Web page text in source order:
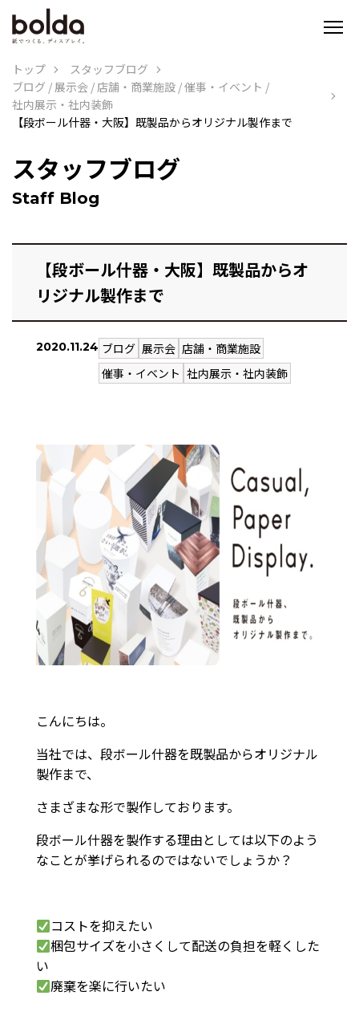
トップ
スタッフブログ
ブログ /展示会 / 店舗・商業施設 /催事・イベント /
社内展示・社内装飾
【段ボール什器・大阪】既製品からオリジナル製作まで
スタッフブログ
Staff Blog
【段ボール什器・大阪】既製品からオ
リジナル製作まで
2020.11.24 ブログ 展示会 店舗・商業施設
催事・イベント 社内展示・社内装飾
こんにちは。
当社では、段ボール什器を既製品からオリジナル
製作まで、
さまざまな形で製作しております。
段ボール什器を製作する理由としては以下のよう
なことが挙げられるのではないでしょうか？
コストを抑えたい
梱包サイズを小さくして配送の負担を軽くした
い
廃棄を楽に行いたい